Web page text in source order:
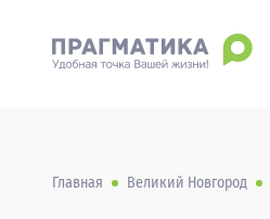
Главная Великий Новгород